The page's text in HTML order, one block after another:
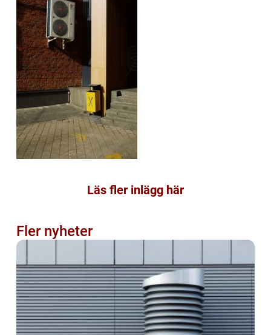
Läs fler inlägg här
Fler nyheter